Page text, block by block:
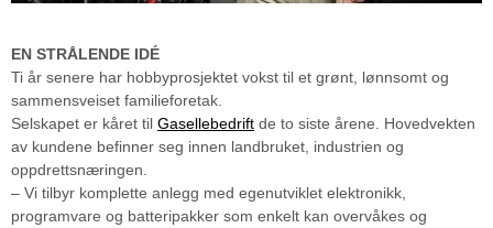
EN STRÅLENDE IDÉ
Ti år senere har hobbyprosjektet vokst til et grønt, lønnsomt og
sammensveiset familieforetak.
Selskapet er kåret til Gasellebedrift de to siste årene. Hovedvekten
av kundene befinner seg innen landbruket, industrien og
oppdrettsnæringen.
– Vi tilbyr komplette anlegg med egenutviklet elektronikk,
programvare og batteripakker som enkelt kan overvåkes og